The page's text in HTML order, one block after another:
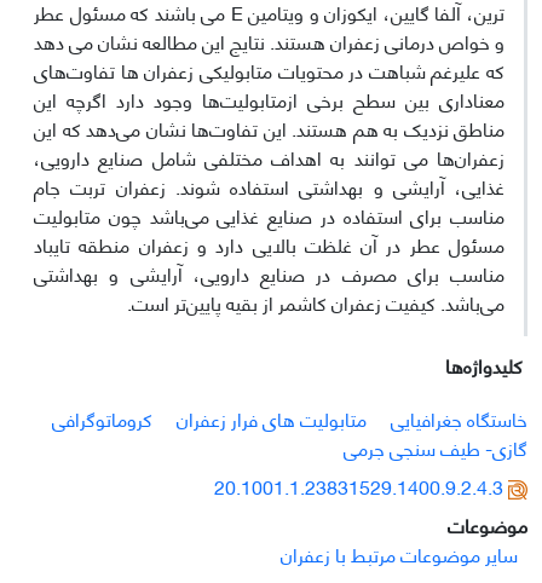
ترین، آلفا گایین، ایکوزان و ویتامین E می باشند که مسئول عطر
و خواص درمانی زعفران هستند. نتایج این مطالعه نشان می دهد
که علیرغم شباهت در محتویات متابولیکی زعفران ها تفاوت‌های
معناداری بین سطح برخی ازمتابولیت‌ها وجود دارد اگرچه این
مناطق نزدیک به هم هستند. این تفاوت‌ها نشان می‌دهد که این
زعفران‌ها می توانند به اهداف مختلفی شامل صنایع دارویی،
غذایی، آرایشی و بهداشتی استفاده شوند. زعفران تربت جام
مناسب برای استفاده در صنایع غذایی می‌باشد چون متابولیت
مسئول عطر در آن غلظت بالایی دارد و زعفران منطقه تایباد
مناسب برای مصرف در صنایع دارویی، آرایشی و بهداشتی
می‌باشد. کیفیت زعفران کاشمر از بقیه پایین‌تر است.
کلیدواژه‌ها
خاستگاه جغرافیایی
متابولیت های فرار زعفران
کروماتوگرافی
گازی- طیف سنجی جرمی
20.1001.1.23831529.1400.9.2.4.3
موضوعات
سایر موضوعات مرتبط با زعفران